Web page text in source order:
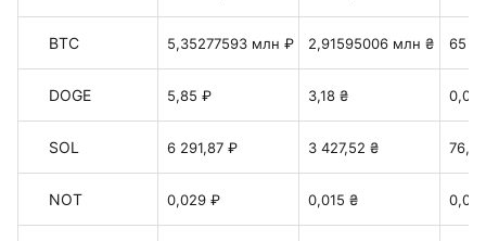
BTC 5,35277593 млн ₽ 2,91595006 млн ₴ 65
DOGE 5,85 ₽ 3,18 ₴
SOL 6 291,87 ₽ 3 427,52 ₴
NOT 0,029 ₽ 0,015 ₴